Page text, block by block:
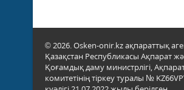
© 2026. Osken-onir.kz ақпараттық
Қазақстан Республикасы Ақпарат
Қоғамдық даму министрлігі,
комитетінің тіркеу туралы №